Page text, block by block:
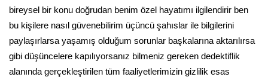
bireysel bir konu doğrudan benim özel hayatımı ilgilendirir ben
bu kişilere nasıl güvenebilirim üçüncü şahıslar ile bilgilerini
paylaşırlarsa yaşamış olduğum sorunlar başkalarına aktarılırsa
gibi düşüncelere kapılıyorsanız bilmeniz gereken dedektiflik
alanında gerçekleştirilen tüm faaliyetlerimizin gizlilik esas